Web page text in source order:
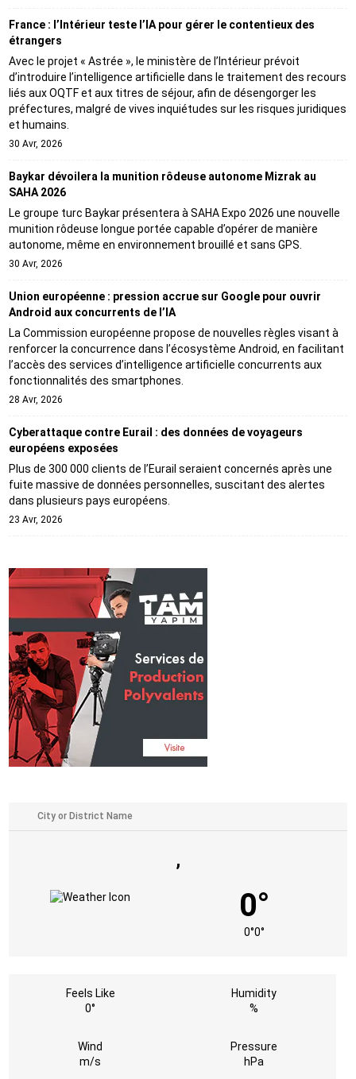
France : l’Intérieur teste l’IA pour gérer le contentieux des
étrangers
Avec le projet « Astrée », le ministère de l’Intérieur prévoit
d’introduire l’intelligence artificielle dans le traitement des recours
liés aux OQTF et aux titres de séjour, afin de désengorger les
préfectures, malgré de vives inquiétudes sur les risques juridiques
et humains.
30 Avr, 2026
Baykar dévoilera la munition rôdeuse autonome Mizrak au
SAHA 2026
Le groupe turc Baykar présentera à SAHA Expo 2026 une nouvelle
munition rôdeuse longue portée capable d’opérer de manière
autonome, même en environnement brouillé et sans GPS.
30 Avr, 2026
Union européenne : pression accrue sur Google pour ouvrir
Android aux concurrents de l’IA
La Commission européenne propose de nouvelles règles visant à
renforcer la concurrence dans l’écosystème Android, en facilitant
l’accès des services d’intelligence artificielle concurrents aux
fonctionnalités des smartphones.
28 Avr, 2026
Cyberattaque contre Eurail : des données de voyageurs
européens exposées
Plus de 300 000 clients de l’Eurail seraient concernés après une
fuite massive de données personnelles, suscitant des alertes
dans plusieurs pays européens.
23 Avr, 2026
,
0°
0°0°
Feels Like
0°
Humidity
%
Wind
m/s
Pressure
hPa